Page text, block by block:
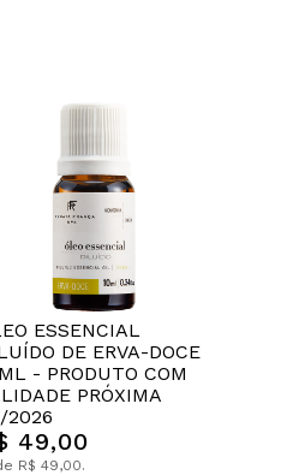
ESSENCIAL
DE ERVA-DOCE
- PRODUTO COM
PRÓXIMA
2026
49,00
R$ 49,00.